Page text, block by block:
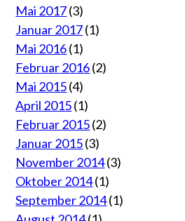
Mai 2017(3)
Januar 2017(1)
Mai 2016(1)
Februar 2016(2)
Mai 2015(4)
April 2015(1)
Februar 2015(2)
Januar 2015(3)
November 2014(3)
Oktober 2014(1)
September 2014(1)